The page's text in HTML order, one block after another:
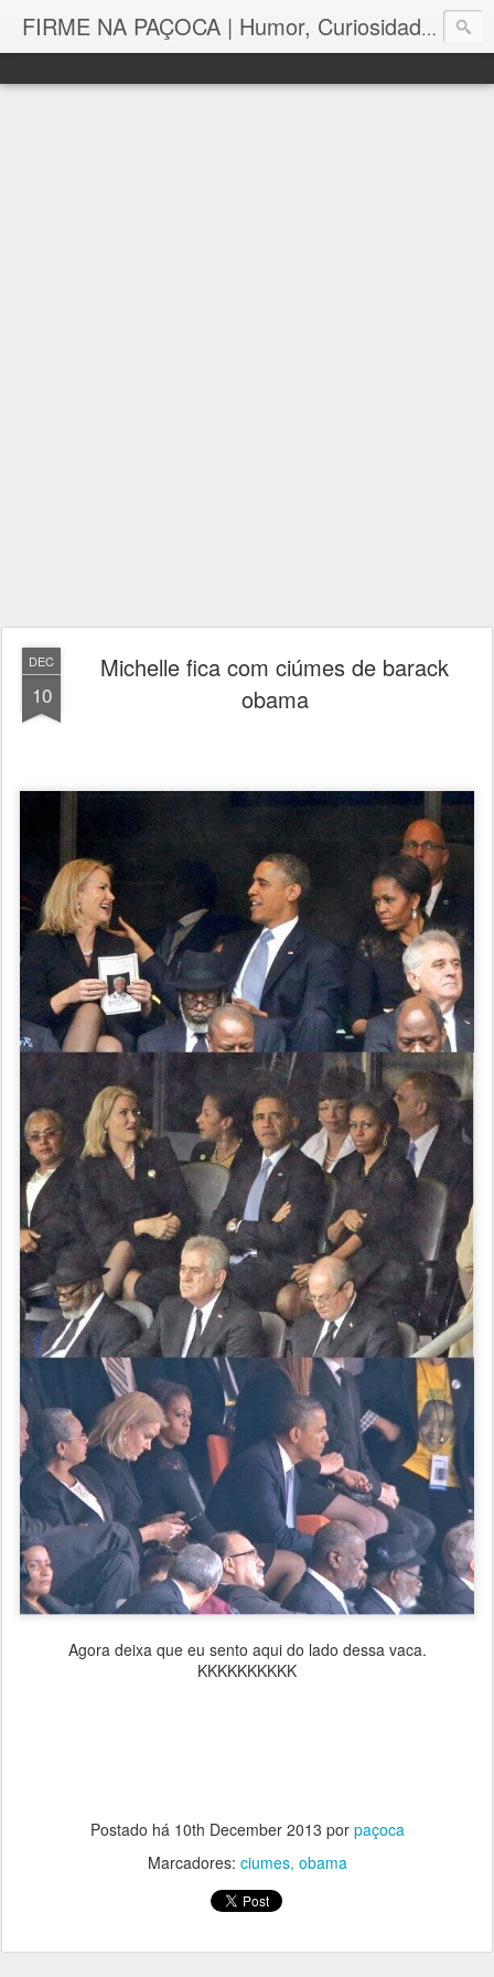
FIRME NA PAÇOCA | Humor, Curiosidades, Tutoriais e Muito mais
DEC
10
Michelle fica com ciúmes de barack
obama
Agora deixa que eu sento aqui do lado dessa vaca.
KKKKKKKKKK
Postado há 10th December 2013 por paçoca
Marcadores: ciumes obama